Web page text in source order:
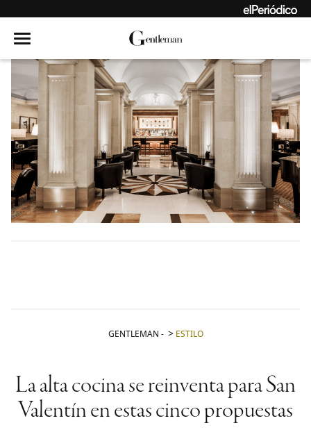
GENTLEMAN - ESTILO
La alta cocina se reinventa para San
Valentín en estas cinco propuestas